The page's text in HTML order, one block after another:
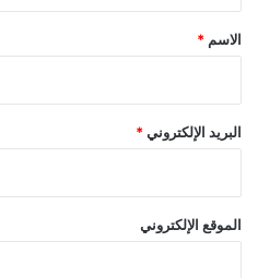
*
الاسم *
البريد الإلكتروني *
الموقع الإلكتروني